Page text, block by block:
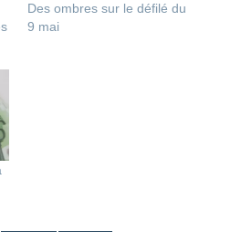
Des ombres sur le défilé du
9 mai